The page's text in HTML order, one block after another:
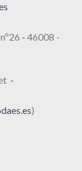
- 46008 -
-
)